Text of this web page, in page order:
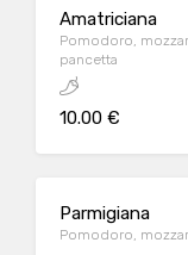
Amatriciana
Pomodoro,
pancetta
10.00 €
Parmigiana
Pomodoro,